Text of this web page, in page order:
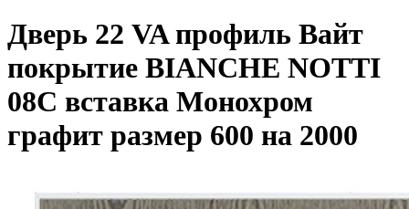
Дверь 22 VA профиль Вайт
покрытие BIANCHE NOTTI
08C вставка Монохром
графит размер 600 на 2000